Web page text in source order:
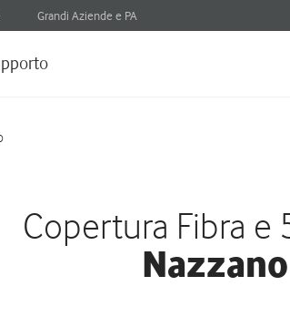
Grandi Aziende e PA
Copertura Fibra e